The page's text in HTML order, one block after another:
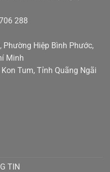
288
Phường Hiệp Bình Phước,
Minh
Tum, Tỉnh Quãng Ngãi
TIN